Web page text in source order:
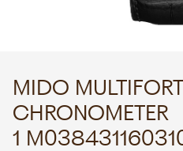
MIDO MULTIFORT
CHRONOMETER
1